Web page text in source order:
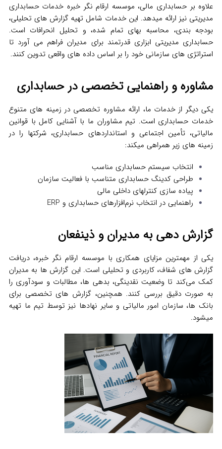
علاوه بر حسابداری مالی، موسسه ارقام نگر خبره خدمات حسابداری
مدیریتی نیز ارائه میدهد. این خدمات شامل تهیه گزارش‌ های تحلیلی،
بودجه‌ بندی، محاسبه بهای تمام‌ شده، و تحلیل انحرافات است.
حسابداری مدیریتی ابزاری قدرتمند برای مدیران فراهم می‌ آورد تا
استراتژی‌ های سازمانی خود را بر اساس داده‌ های واقعی تدوین کنند.
مشاوره و راهنمایی تخصصی در حسابداری
یکی دیگر از خدمات ما، ارائه مشاوره تخصصی در زمینه‌ های متنوع
خدمات حسابداری است. تیم مشاوران ما با آشنایی کامل با قوانین
مالیاتی، تأمین اجتماعی و استانداردهای حسابداری، شرکتها را در
زمینه‌ های زیر همراهی میکند:
انتخاب سیستم حسابداری مناسب
طراحی کدینگ حسابداری متناسب با فعالیت سازمان
پیاده‌ سازی کنترلهای داخلی مالی
راهنمایی در انتخاب نرم‌افزارهای حسابداری و ERP
گزارش دهی به مدیران و ذینفعان
یکی از مهمترین مزایای همکاری با موسسه ارقام نگر خبره، دریافت
گزارش‌ های شفاف، کاربردی و تحلیلی است. این گزارش‌ ها به مدیران
کمک می‌کند تا وضعیت نقدینگی، بدهی‌ ها، مطالبات و سودآوری را
به‌ صورت دقیق بررسی کنند. همچنین، گزارش‌ های تخصصی برای
بانک‌ ها، سازمان امور مالیاتی و سایر نهادها نیز توسط تیم ما تهیه
میشود.